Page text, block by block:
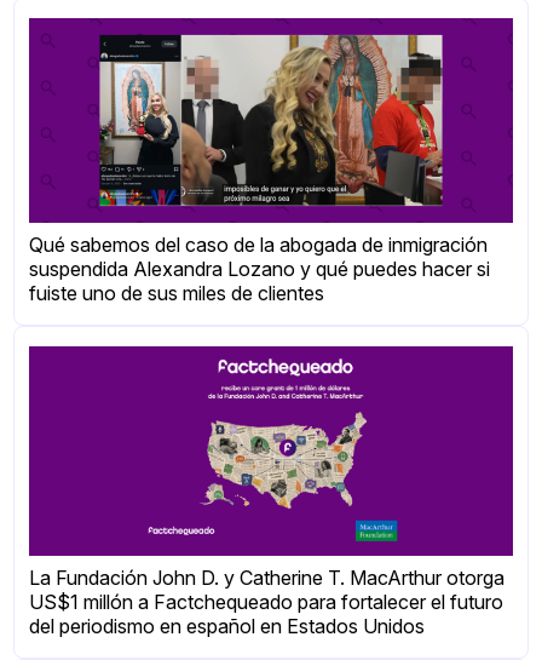
Qué sabemos del caso de la abogada de inmigración
suspendida Alexandra Lozano y qué puedes hacer si
fuiste uno de sus miles de clientes
La Fundación John D. y Catherine T. MacArthur otorga
US$1 millón a Factchequeado para fortalecer el futuro
del periodismo en español en Estados Unidos